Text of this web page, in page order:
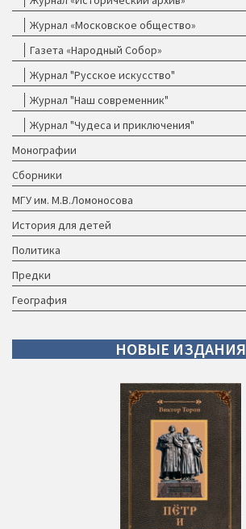
Журнал «Московское общество»
Газета «Народный Собор»
Журнал "Русское искусство"
Журнал "Наш современник"
Журнал "Чудеса и приключения"
Монографии
Сборники
МГУ им. М.В.Ломоносова
История для детей
Политика
Предки
География
НОВЫЕ ИЗДАНИЯ